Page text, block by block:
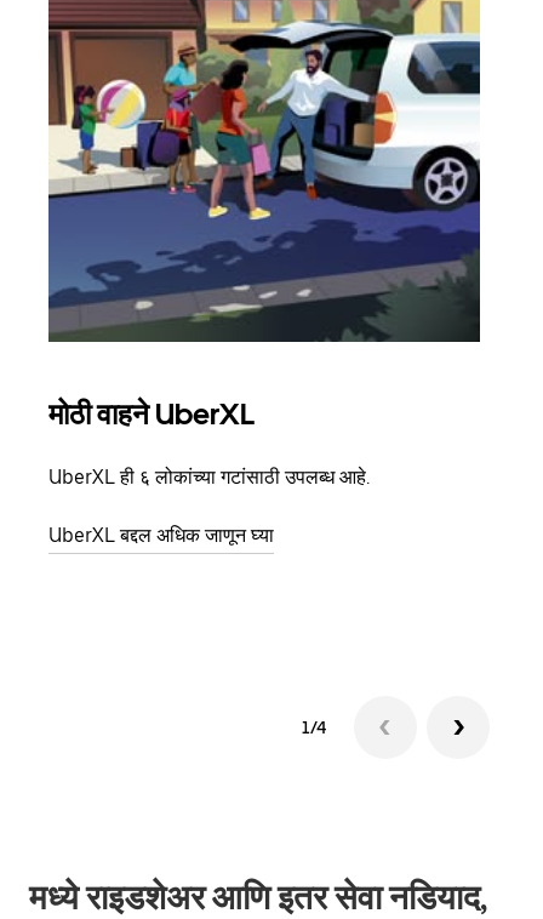
मोठी वाहने UberXL
UberXL ही ६ लोकांच्या गटांसाठी उपलब्ध आहे.
UberXL बद्दल अधिक जाणून घ्या
1/4
मध्ये राइडशेअर आणि इतर सेवा नडियाद,